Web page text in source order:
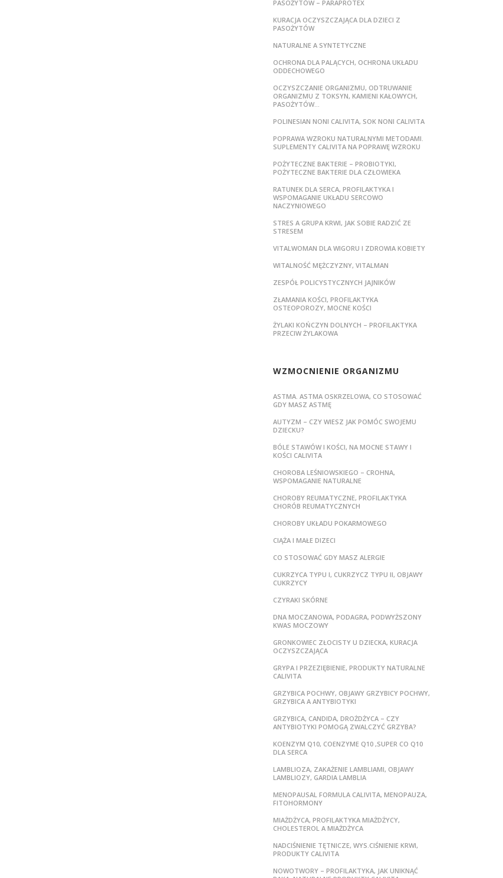
PASOŻYTÓW – PARAPROTEX
KURACJA OCZYSZCZAJĄCA DLA DZIECI Z
PASOŻYTÓW
NATURALNE A SYNTETYCZNE
OCHRONA DLA PALĄCYCH, OCHRONA UKŁADU
ODDECHOWEGO
OCZYSZCZANIE ORGANIZMU, ODTRUWANIE
ORGANIZMU Z TOKSYN, KAMIENI KAŁOWYCH,
PASOŻYTÓW…
POLINESIAN NONI CALIVITA, SOK NONI CALIVITA
POPRAWA WZROKU NATURALNYMI METODAMI.
SUPLEMENTY CALIVITA NA POPRAWĘ WZROKU
POŻYTECZNE BAKTERIE – PROBIOTYKI,
POŻYTECZNE BAKTERIE DLA CZŁOWIEKA
RATUNEK DLA SERCA, PROFILAKTYKA I
WSPOMAGANIE UKŁADU SERCOWO
NACZYNIOWEGO
STRES A GRUPA KRWI, JAK SOBIE RADZIĆ ZE
STRESEM
VITALWOMAN DLA WIGORU I ZDROWIA KOBIETY
WITALNOŚĆ MĘŻCZYZNY, VITALMAN
ZESPÓŁ POLICYSTYCZNYCH JAJNIKÓW
ZŁAMANIA KOŚCI, PROFILAKTYKA
OSTEOPOROZY, MOCNE KOŚCI
ŻYLAKI KOŃCZYN DOLNYCH – PROFILAKTYKA
PRZECIW ŻYLAKOWA
WZMOCNIENIE ORGANIZMU
ASTMA. ASTMA OSKRZELOWA, CO STOSOWAĆ
GDY MASZ ASTMĘ
AUTYZM – CZY WIESZ JAK POMÓC SWOJEMU
DZIECKU?
BÓLE STAWÓW I KOŚCI, NA MOCNE STAWY I
KOŚCI CALIVITA
CHOROBA LEŚNIOWSKIEGO – CROHNA,
WSPOMAGANIE NATURALNE
CHOROBY REUMATYCZNE, PROFILAKTYKA
CHORÓB REUMATYCZNYCH
CHOROBY UKŁADU POKARMOWEGO
CIĄŻA I MAŁE DIZECI
CO STOSOWAĆ GDY MASZ ALERGIE
CUKRZYCA TYPU I, CUKRZYCZ TYPU II, OBJAWY
CUKRZYCY
CZYRAKI SKÓRNE
DNA MOCZANOWA, PODAGRA, PODWYŻSZONY
KWAS MOCZOWY
GRONKOWIEC ZŁOCISTY U DZIECKA, KURACJA
OCZYSZCZAJĄCA
GRYPA I PRZEZIĘBIENIE, PRODUKTY NATURALNE
CALIVITA
GRZYBICA POCHWY, OBJAWY GRZYBICY POCHWY,
GRZYBICA A ANTYBIOTYKI
GRZYBICA, CANDIDA, DROŻDŻYCA – CZY
ANTYBIOTYKI POMOGĄ ZWALCZYĆ GRZYBA?
KOENZYM Q10, COENZYME Q10 ,SUPER CO Q10
DLA SERCA
LAMBLIOZA, ZAKAŻENIE LAMBLIAMI, OBJAWY
LAMBLIOZY, GARDIA LAMBLIA
MENOPAUSAL FORMULA CALIVITA, MENOPAUZA,
FITOHORMONY
MIAŻDŻYCA, PROFILAKTYKA MIAŻDŻYCY,
CHOLESTEROL A MIAŻDŻYCA
NADCIŚNIENIE TĘTNICZE, WYS.CIŚNIENIE KRWI,
PRODUKTY CALIVITA
NOWOTWORY – PROFILAKTYKA, JAK UNIKNĄĆ